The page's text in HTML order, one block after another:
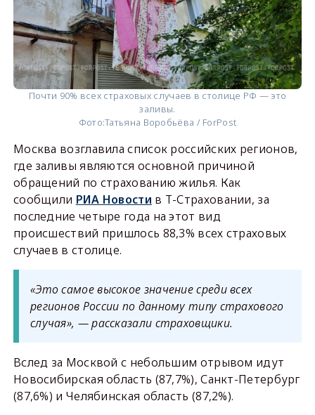
Почти 90% всех страховых случаев в столице РФ — это
заливы.
Фото:Татьяна Воробьёва / ForPost
Москва возглавила список российских регионов,
где заливы являются основной причиной
обращений по страхованию жилья. Как
сообщили РИА Новости в Т-Страховании, за
последние четыре года на этот вид
происшествий пришлось 88,3% всех страховых
случаев в столице.
«Это самое высокое значение среди всех
регионов России по данному типу страхового
случая», — рассказали страховщики.
Вслед за Москвой с небольшим отрывом идут
Новосибирская область (87,7%), Санкт-Петербург
(87,6%) и Челябинская область (87,2%).